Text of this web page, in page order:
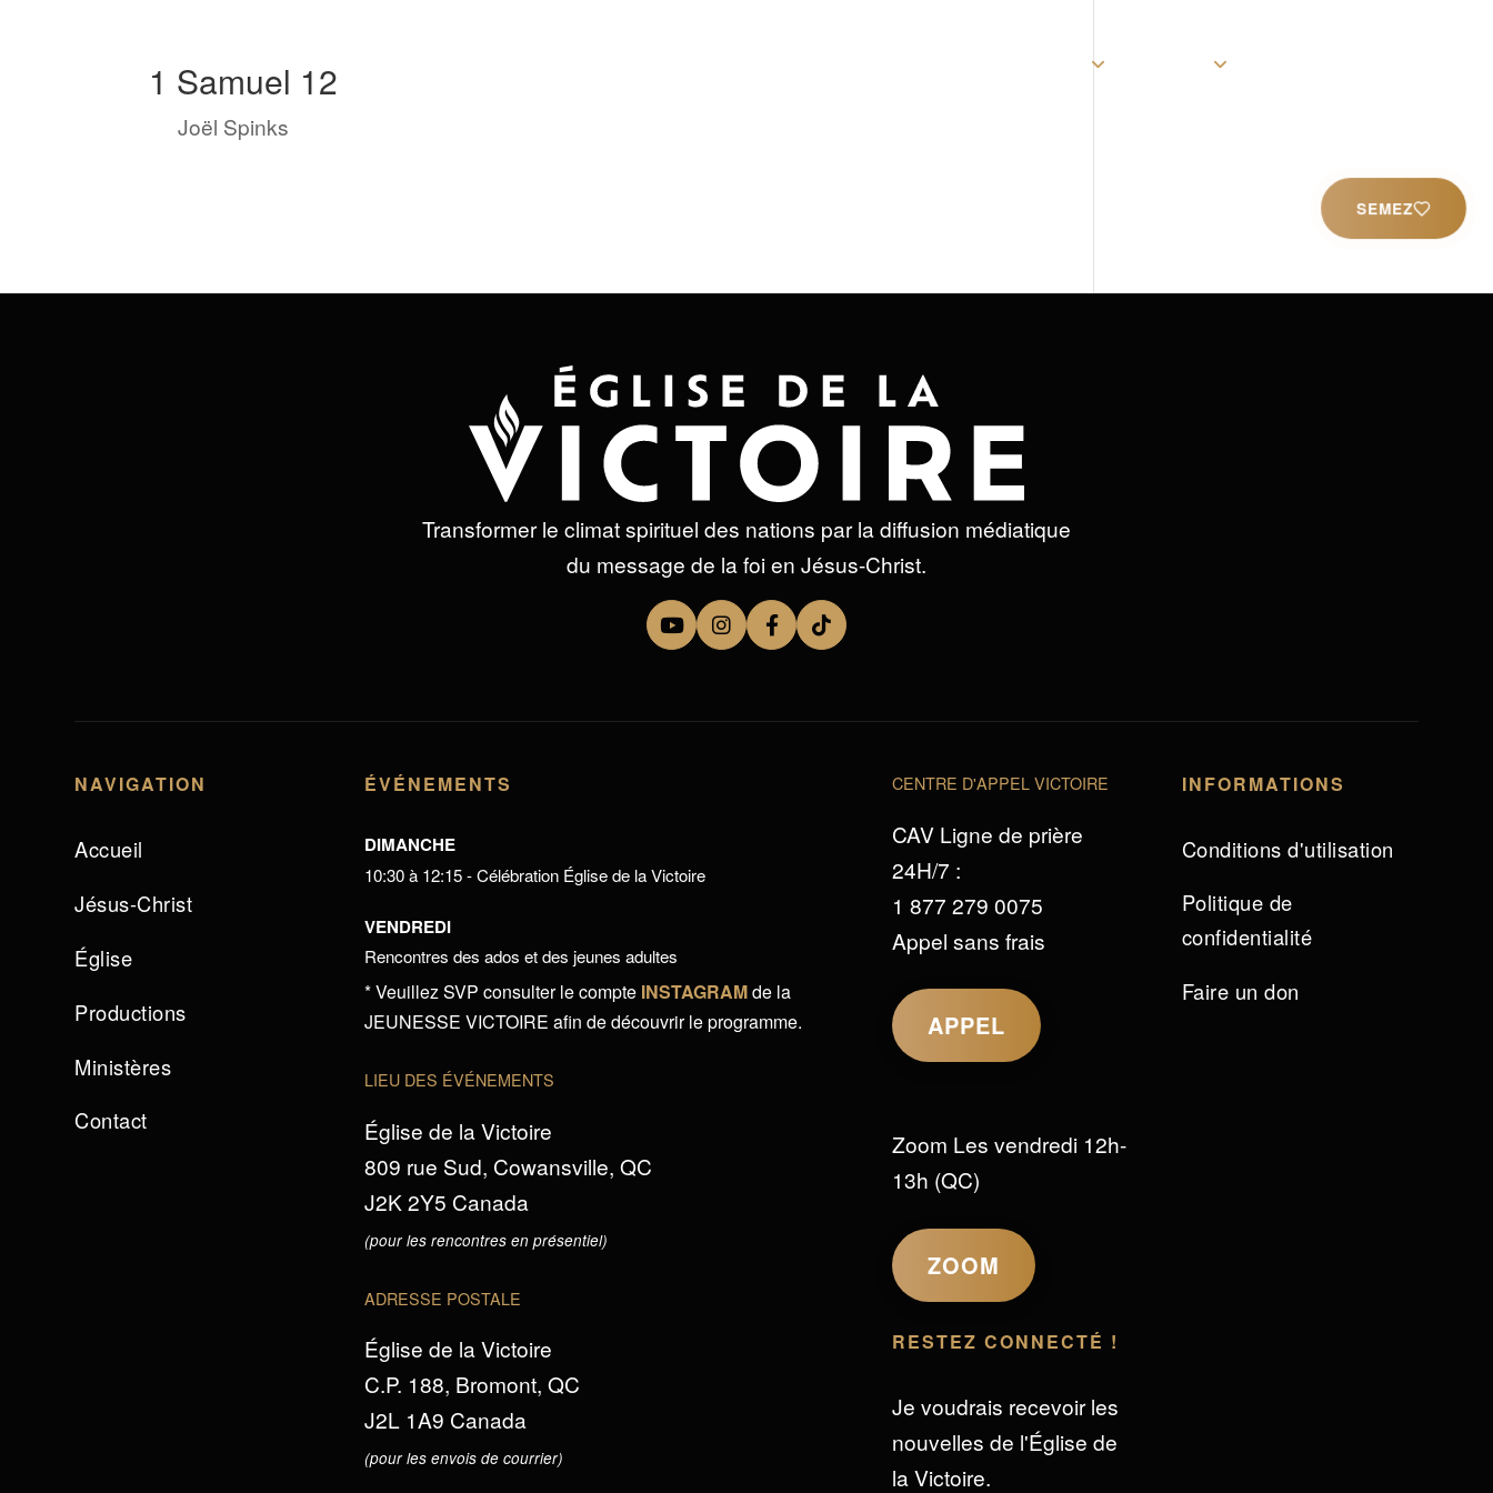
SEMEZ
1 Samuel 12
byJoël Spinks
Transformer le climat spirituel des nations par la diffusion médiatique
du message de la foi en Jésus-Christ.
NAVIGATION
Accueil
Jésus-Christ
Église
Productions
Ministères
Contact
ÉVÉNEMENTS
DIMANCHE
10:30 à 12:15 - Célébration Église de la Victoire
VENDREDI
Rencontres des ados et des jeunes adultes
* Veuillez SVP consulter le compte INSTAGRAMde la
JEUNESSE VICTOIRE afin de découvrir le programme.
LIEU DES ÉVÉNEMENTS
Église de la Victoire
809 rue Sud, Cowansville, QC
J2K 2Y5 Canada
(pour les rencontres en présentiel)
ADRESSE POSTALE
Église de la Victoire
C.P. 188, Bromont, QC
J2L 1A9 Canada
(pour les envois de courrier)
CENTRE D'APPEL VICTOIRE
CAV Ligne de prière
24H/7 :
1 877 279 0075
Appel sans frais
APPEL
Zoom Les vendredi 12h-
13h (QC)
ZOOM
RESTEZ CONNECTÉ !
Je voudrais recevoir les
nouvelles de l'Église de
la Victoire.
INFORMATIONS
Conditions d'utilisation
Politique de
confidentialité
Faire un don